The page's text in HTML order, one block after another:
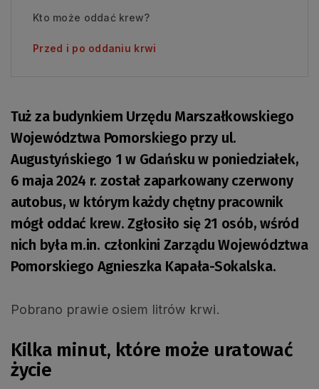
Kto może oddać krew?
Przed i po oddaniu krwi
Tuż za budynkiem Urzędu Marszałkowskiego
Województwa Pomorskiego przy ul.
Augustyńskiego 1 w Gdańsku w poniedziałek,
6 maja 2024 r. został zaparkowany czerwony
autobus, w którym każdy chętny pracownik
mógł oddać krew. Zgłosiło się 21 osób, wśród
nich była m.in. członkini Zarządu Województwa
Pomorskiego Agnieszka Kapała-Sokalska.
Pobrano prawie osiem litrów krwi.
Kilka minut, które może uratować
życie